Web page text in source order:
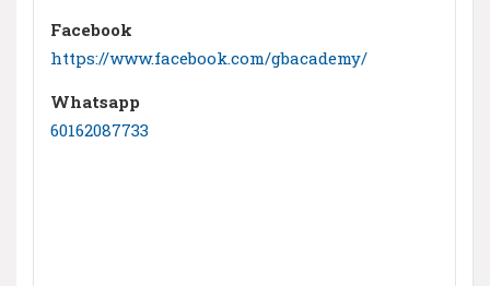
Facebook
https://www.facebook.com/gbacademy/
Whatsapp
60162087733